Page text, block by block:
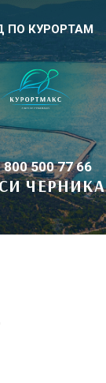
ПО КУРОРТАМ
800 500 77 66
ЧЕРНИКА